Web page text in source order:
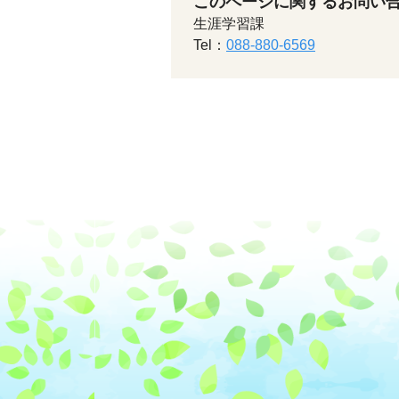
生涯学習課
Tel： 088-880-6569